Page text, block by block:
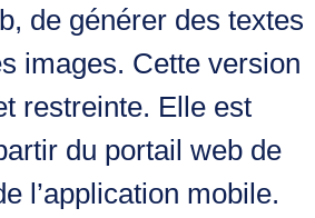
de générer des textes
images. Cette version
restreinte. Elle est
du portail web de
l’application mobile.